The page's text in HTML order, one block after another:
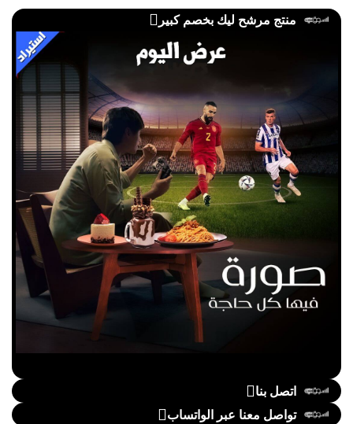
منتج مرشح ليك بخصم كبير
اتصل بنا
تواصل معنا عبر الواتساب